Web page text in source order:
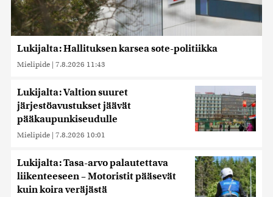
Lukijalta: Hallituksen karsea sote-politiikka
Mielipide | 7.8.2026 11:43
Lukijalta: Valtion suuret
järjestöavustukset jäävät
pääkaupunkiseudulle
Mielipide | 7.8.2026 10:01
Lukijalta: Tasa-arvo palautettava
liikenteeseen – Motoristit pääsevät
kuin koira veräjästä